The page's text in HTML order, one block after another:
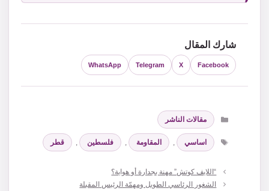
شارك المقال
Facebook
X
Telegram
WhatsApp
التصنيفات
مقالات الناشر
الوسوم
اساسي , المقاومة , فلسطين , قطر
“اللايف كوتش” مهنة بجدارة أو هواية؟
الشغور الرئاسي الطويل ومهمّة الرئيس المقبلة